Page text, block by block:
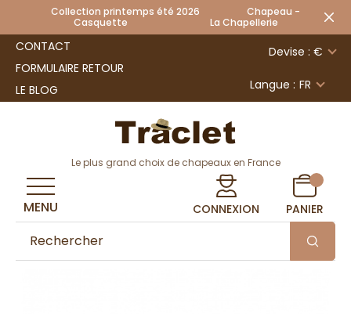
Collection printemps été 2026 Chapeau -
Casquette La Chapellerie
CONTACT
FORMULAIRE RETOUR
LE BLOG
Devise : €
Langue : FR
Le plus grand choix de chapeaux en France
CONNEXION PANIER
MENU